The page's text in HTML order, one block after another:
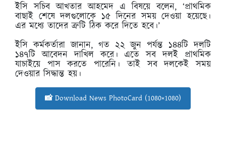
ইসি সচিব আখতার আহমেদ এ বিষয়ে বলেন, ‘প্রাথমিক
বাছাই শেষে দলগুলোকে ১৫ দিনের সময় দেওয়া হয়েছে।
এর মধ্যে তাদের ত্রুটি ঠিক করে দিতে হবে।’
ইসি কর্মকর্তারা জানান, গত ২২ জুন পর্যন্ত ১৪৪টি দলটি
১৪৭টি আবেদন দাখিল করে। এতে সব দলই প্রাথমিক
যাচাইয়ে পাস করতে পারেনি। তাই সব দলকেই সময়
দেওয়ার সিদ্ধান্ত হয়।
📸 Download News PhotoCard (1080×1080)